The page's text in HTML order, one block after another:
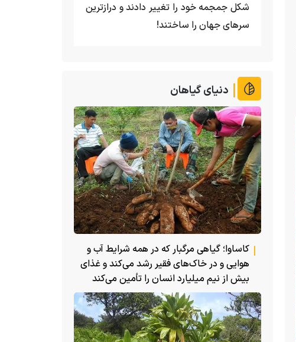
شکل جمجمه خود را تغییر دادند و درازترین
سرهای جهان را ساختند!
دنیای گیاهان
کاساوا؛ گیاهی مرگبار که در همه شرایط آب و
هوایی و در خاک‌های فقیر رشد می‌کند و غذای
بیش از نیم میلیارد انسان را تأمین می‌کند